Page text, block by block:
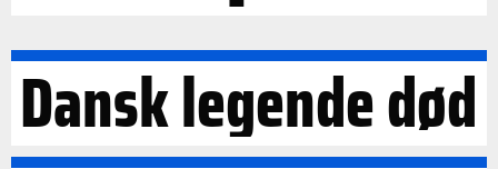
Dansk legende død